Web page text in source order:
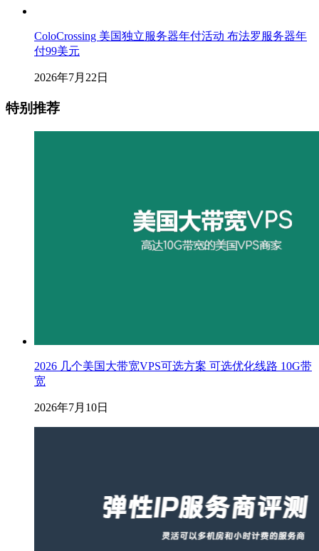
ColoCrossing 美国独立服务器年付活动 布法罗服务器年
付99美元
2026年7月22日
特别推荐
2026 几个美国大带宽VPS可选方案 可选优化线路 10G带
宽
2026年7月10日